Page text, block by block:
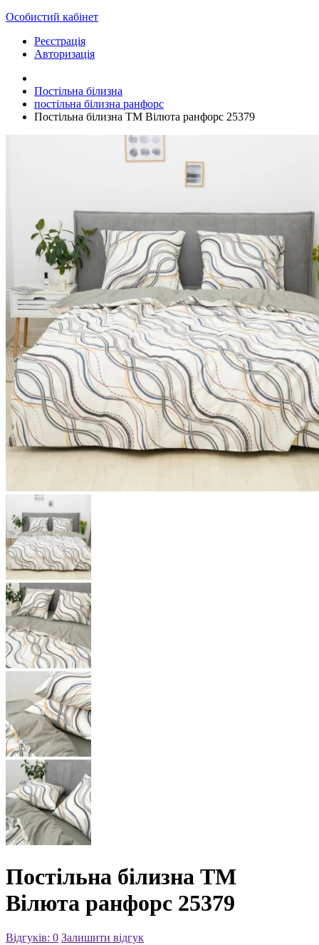
Особистий кабінет
Реєстрація
Авторизація
Постільна білизна
постільна білизна ранфорс
Постільна білизна ТМ Вілюта ранфорс 25379
Постільна білизна ТМ
Вілюта ранфорс 25379
Відгуків: 0 Залишити відгук